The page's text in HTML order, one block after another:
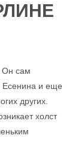
Он сам
Есенина и еще
других.
холст